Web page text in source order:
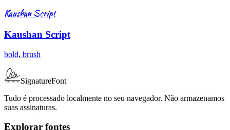
Kaushan Script
Kaushan Script
bold, brush
SignatureFont
Tudo é processado localmente no seu navegador. Não armazenamos
suas assinaturas.
Explorar fontes